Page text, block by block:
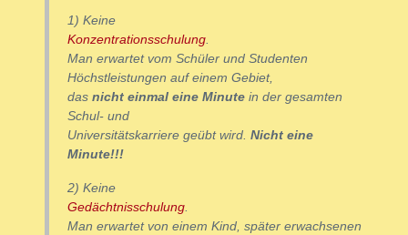
1) Keine
Konzentrationsschulung.
Man erwartet vom Schüler und Studenten
Höchstleistungen auf einem Gebiet,
das nicht einmal eine Minute in der gesamten
Schul- und
Universitätskarriere geübt wird. Nicht eine
Minute!!!
2) Keine
Gedächtnisschulung.
Man erwartet von einem Kind, später erwachsenen